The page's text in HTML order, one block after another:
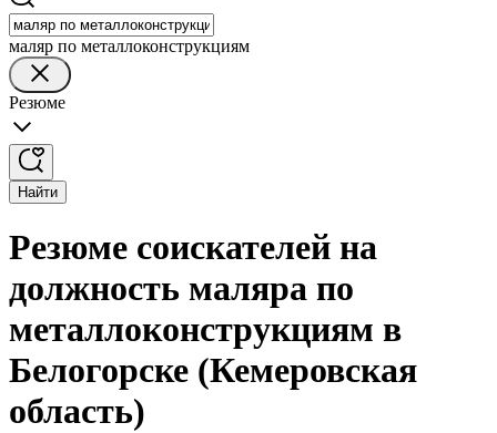
маляр по металлоконструкциям
Резюме
Найти
Резюме соискателей на
должность маляра по
металлоконструкциям в
Белогорске (Кемеровская
область)